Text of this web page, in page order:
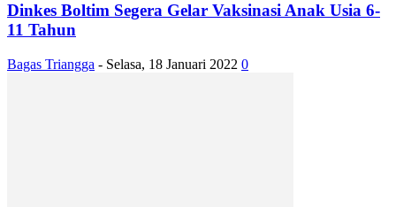
Dinkes Boltim Segera Gelar Vaksinasi Anak Usia 6-
11 Tahun
Bagas Triangga - Selasa, 18 Januari 2022 0